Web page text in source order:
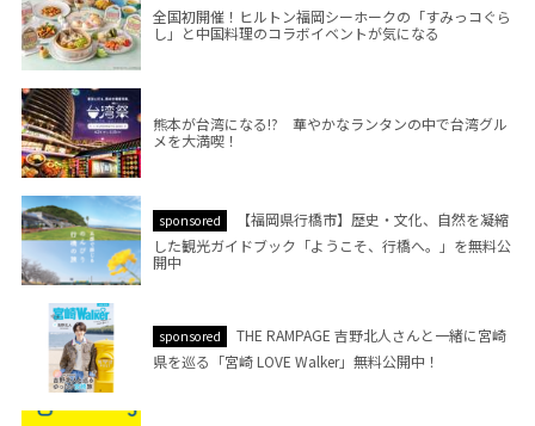
全国初開催！ヒルトン福岡シーホークの「すみっコぐら
し」と中国料理のコラボイベントが気になる
熊本が台湾になる!? 華やかなランタンの中で台湾グル
メを大満喫！
sponsored
【福岡県行橋市】歴史・文化、自然を凝縮
した観光ガイドブック「ようこそ、行橋へ。」を無料公
開中
sponsored
THE RAMPAGE 吉野北人さんと一緒に宮崎
県を巡る「宮崎 LOVE Walker」無料公開中！